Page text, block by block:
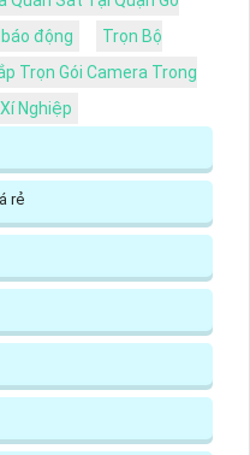
động
Trọn Bộ
Trọn Gói Camera Trong
Nghiệp
rẻ